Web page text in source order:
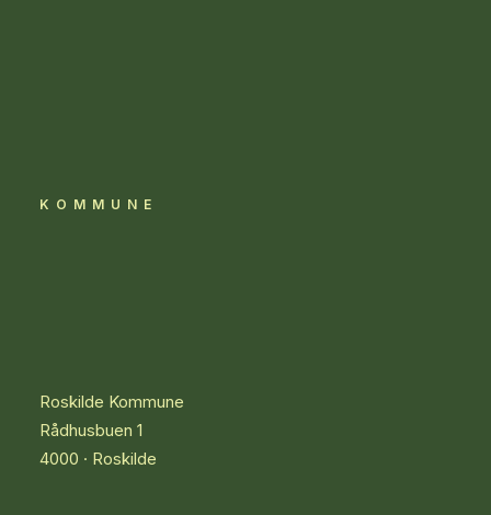
KOMMUNE
Roskilde Kommune
Rådhusbuen 1
4000 · Roskilde